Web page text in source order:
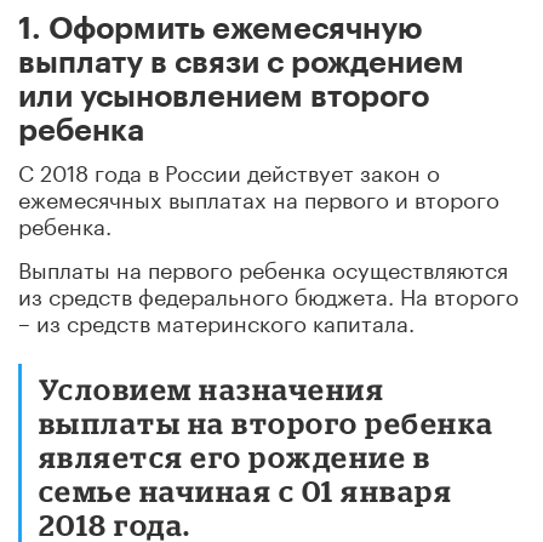
1. Оформить ежемесячную
выплату в связи с рождением
или усыновлением второго
ребенка
С 2018 года в России действует закон о
ежемесячных выплатах на первого и второго
ребенка.
Выплаты на первого ребенка осуществляются
из средств федерального бюджета. На второго
– из средств материнского капитала.
Условием назначения
выплаты на второго ребенка
является его рождение в
семье начиная с 01 января
2018 года.